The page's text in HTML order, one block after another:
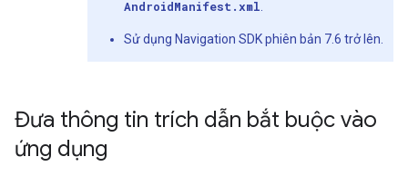
AndroidManifest.xml
Sử dụng Navigation SDK phiên bản 7.6 trở lên.
Đưa thông tin trích dẫn bắt buộc vào
ứng dụng